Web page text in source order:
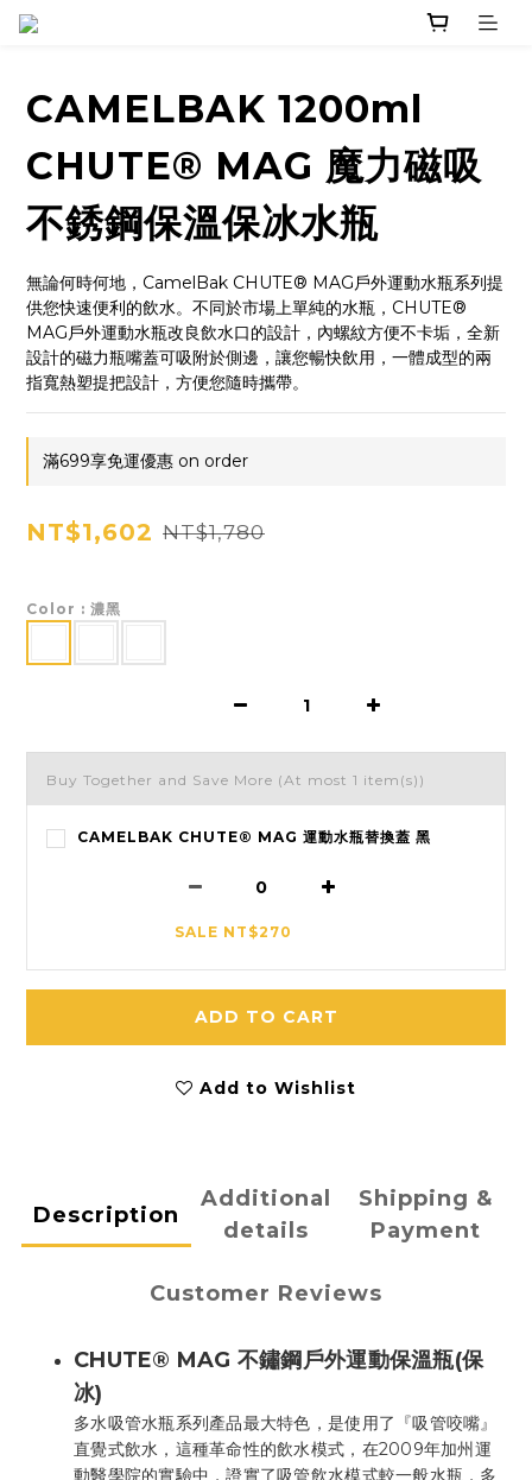
CAMELBAK 1200ml
CHUTE® MAG 魔力磁吸
不銹鋼保溫保冰水瓶
無論何時何地，CamelBak CHUTE® MAG戶外運動水瓶系列提
供您快速便利的飲水。不同於市場上單純的水瓶，CHUTE®
MAG戶外運動水瓶改良飲水口的設計，內螺紋方便不卡垢，全新
設計的磁力瓶嘴蓋可吸附於側邊，讓您暢快飲用，一體成型的兩
指寬熱塑提把設計，方便您隨時攜帶。
滿699享免運優惠 on order
NT$1,602 NT$1,780
Color : 濃黑
Buy Together and Save More (At most 1 item(s))
CAMELBAK CHUTE® MAG 運動水瓶替換蓋 黑
SALE NT$270
ADD TO CART
Add to Wishlist
Description
Additional
details
Shipping &
Payment
Customer Reviews
CHUTE® MAG 不鏽鋼戶外運動保溫瓶(保
冰)
多水吸管水瓶系列產品最大特色，是使用了『吸管咬嘴』
直覺式飲水，這種革命性的飲水模式，在2009年加州運
動醫學院的實驗中，證實了吸管飲水模式較一般水瓶，多